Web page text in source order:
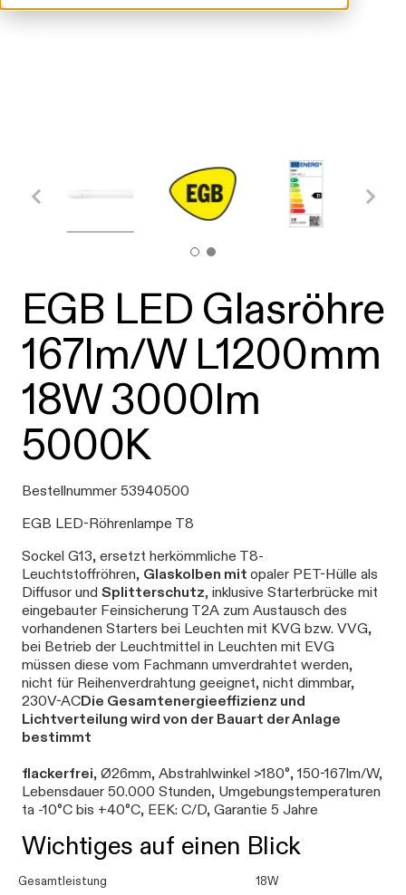
EGB LED Glasröhre
167lm/W L1200mm
18W 3000lm
5000K
Bestellnummer 53940500
EGB LED-Röhrenlampe T8
Sockel G13, ersetzt herkömmliche T8-
Leuchtstoffröhren, Glaskolben mit opaler PET-Hülle als
Diffusor und Splitterschutz, inklusive Starterbrücke mit
eingebauter Feinsicherung T2A zum Austausch des
vorhandenen Starters bei Leuchten mit KVG bzw. VVG,
bei Betrieb der Leuchtmittel in Leuchten mit EVG
müssen diese vom Fachmann umverdrahtet werden,
nicht für Reihenverdrahtung geeignet, nicht dimmbar,
230V-ACDie Gesamtenergieeffizienz und
Lichtverteilung wird von der Bauart der Anlage
bestimmt
flackerfrei, Ø26mm, Abstrahlwinkel >180°, 150-167lm/W,
Lebensdauer 50.000 Stunden, Umgebungstemperaturen
ta -10°C bis +40°C, EEK: C/D, Garantie 5 Jahre
Wichtiges auf einen Blick
Gesamtleistung 18W